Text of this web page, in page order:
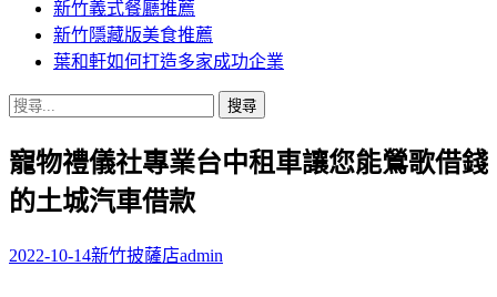
新竹義式餐廳推薦
新竹隱藏版美食推薦
葉和軒如何打造多家成功企業
搜
關
鍵
字:
寵物禮儀社專業台中租車讓您能鶯歌借錢
的土城汽車借款
2022-10-14新竹披薩店admin